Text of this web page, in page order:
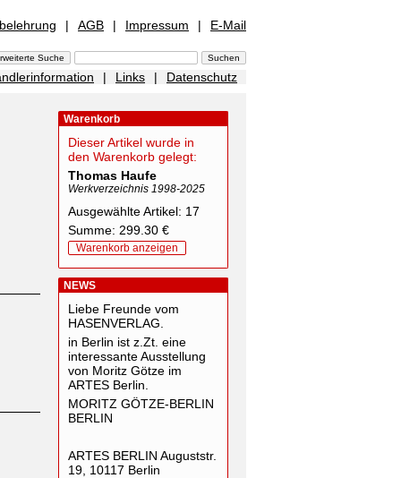
| AGB | Impressum | E-Mail
| Links | Datenschutz
Warenkorb
Dieser Artikel wurde in
den Warenkorb gelegt:
Thomas Haufe
Werkverzeichnis 1998-2025
Ausgewählte Artikel: 17
Summe: 299.30 €
Warenkorb anzeigen
NEWS
Liebe Freunde vom
HASENVERLAG.
in Berlin ist z.Zt. eine
interessante Ausstellung
von Moritz Götze im
ARTES Berlin.
MORITZ GÖTZE-BERLIN
BERLIN
ARTES BERLIN Auguststr.
19, 10117 Berlin